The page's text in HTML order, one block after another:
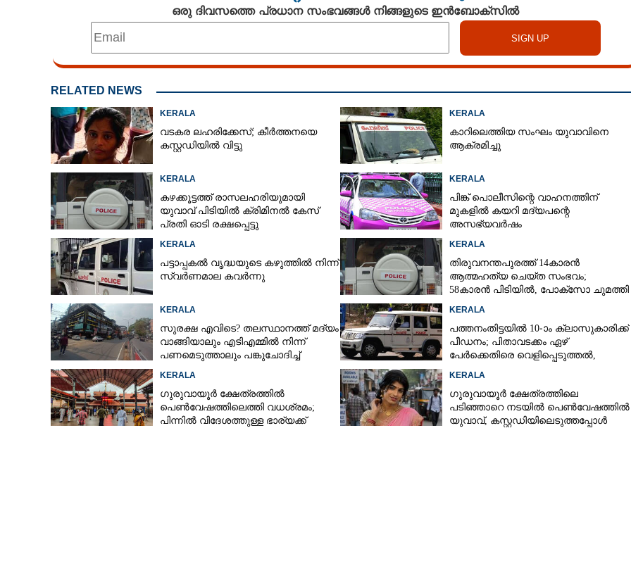
ഒരു ദിവസത്തെ പ്രധാന സംഭവങ്ങൾ നിങ്ങളുടെ ഇൻബോക്സിൽ
RELATED NEWS
KERALA
വടകര ലഹരിക്കേസ്; കീർത്തനയെ
കസ്റ്റഡിയിൽ വിട്ടു
KERALA
കാറിലെത്തിയ സംഘം യുവാവിനെ
ആക്രമിച്ചു
KERALA
കഴക്കൂട്ടത്ത് രാസലഹരിയുമായി
യുവാവ് പിടിയിൽ ക്രിമിനൽ കേസ്
പ്രതി ഓടി രക്ഷപ്പെട്ടു
KERALA
പിങ്ക് പൊലീസിന്റെ വാഹനത്തിന്
മുകളിൽ കയറി മദ്യപന്റെ
അസഭ്യവ‌ർഷം
KERALA
പട്ടാപ്പകൽ വൃദ്ധയുടെ കഴുത്തിൽ നിന്ന്
സ്വർണമാല കവർന്നു
KERALA
തിരുവനന്തപുരത്ത് 14കാരൻ
ആത്മഹത്യ ചെയ്ത സംഭവം;
58കാരൻ പിടിയിൽ, പോക്‌സോ ചുമത്തി
KERALA
സുരക്ഷ എവിടെ?​ തലസ്ഥാനത്ത് മദ്യം
വാങ്ങിയാലും എടിഎമ്മിൽ നിന്ന്
പണമെടുത്താലും പങ്കുചോദിച്ച്
KERALA
പത്തനംതിട്ടയിൽ 10-ാം ക്ലാസുകാരിക്ക്
പീഡനം; പിതാവടക്കം ഏഴ്
പേർക്കെതിരെ വെളിപ്പെടുത്തൽ,
KERALA
ഗുരുവായൂർ ക്ഷേത്രത്തിൽ
പെൺവേഷത്തിലെത്തി വധശ്രമം;
പിന്നിൽ വിദേശത്തുള്ള ഭാര്യക്ക്
KERALA
ഗുരുവായൂർ ക്ഷേത്രത്തിലെ
പടിഞ്ഞാറെ നടയിൽ പെൺവേഷത്തിൽ
യുവാവ്,​ കസ്റ്റഡിയിലെടുത്തപ്പോൾ
യുവതിയിൽ നിന്ന് ലക്ഷങ്ങൾ തട്ടിയ പ്രതി
Copy Link